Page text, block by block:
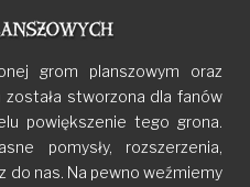
grom planszowym oraz
stworzona dla fanów
powiększenie tego grona.
pomysły, rozszerzenia,
do nas. Na pewno weźmiemy